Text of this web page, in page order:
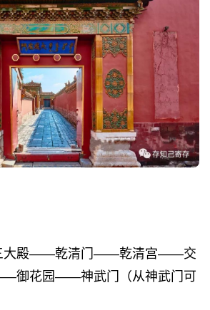
大殿——乾清门——乾清宫——交
御花园——神武门（从神武门可